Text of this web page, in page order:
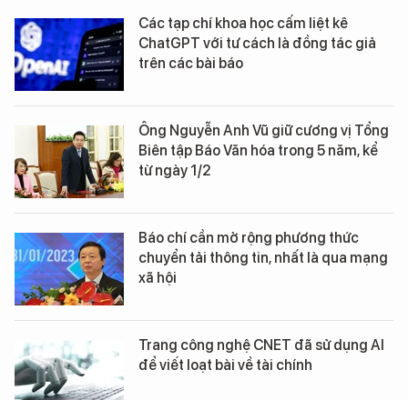
Các tạp chí khoa học cấm liệt kê
ChatGPT với tư cách là đồng tác giả
trên các bài báo
Ông Nguyễn Anh Vũ giữ cương vị Tổng
Biên tập Báo Văn hóa trong 5 năm, kể
từ ngày 1/2
Báo chí cần mở rộng phương thức
chuyển tải thông tin, nhất là qua mạng
xã hội
Trang công nghệ CNET đã sử dụng AI
để viết loạt bài về tài chính